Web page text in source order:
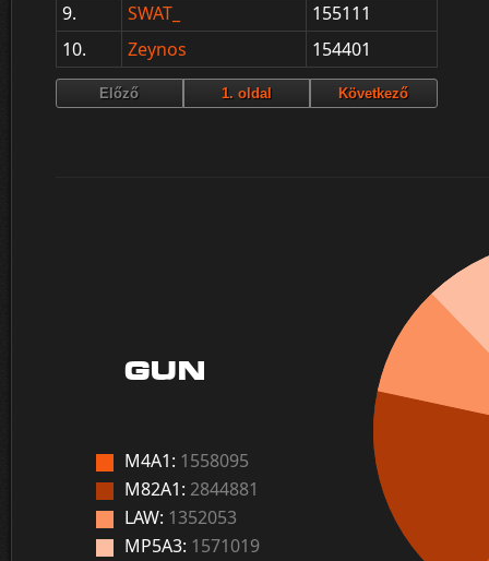
9.
SWAT_
155111
10.
Zeynos 154401
GUN
M4A1: 1558095
M82A1: 2844881
LAW: 1352053
MP5A3: 1571019